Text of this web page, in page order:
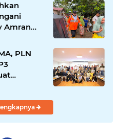
Amran
PLN